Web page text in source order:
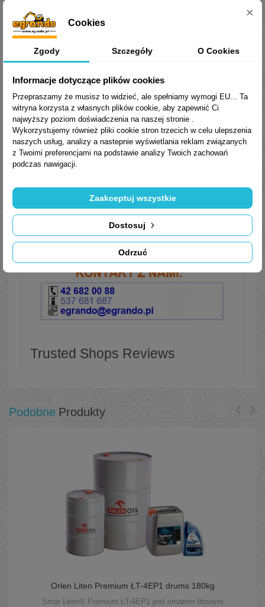
samochodach osobowych i ciężarowych
oraz do stosowania w centralnych układach
smarowania zgodnych z normą DIN 75203.
Normy, aprobaty, specyfikacje
Aprobata: MAN 283 Li-P 00/000
klasa konsystencji NLGI: 00/000
DIN 51 502: KP00/000E-30
ISO 6743-9: CBEB-00/000
Trusted Shops Reviews
Podobne Produkty
Orlen Liten Premium ŁT-4EP1 drums 180kg
Smar Liten® Premium ŁT-4EP1 jest smarem litowym
Cookies
Zgody Szczegóły O Cookies
Informacje dotyczące plików cookies
Przepraszamy że musisz to widzieć, ale spełniamy wymogi EU... Ta
witryna korzysta z własnych plików cookie, aby zapewnić Ci
najwyższy poziom doświadczenia na naszej stronie .
Wykorzystujemy również pliki cookie stron trzecich w celu ulepszenia
naszych usług, analizy a nastepnie wyświetlania reklam związanych
z Twoimi preferencjami na podstawie analizy Twoich zachowań
podczas nawigacji.
Odrzuć
Dostosuj
Zaakceptuj wszystkie